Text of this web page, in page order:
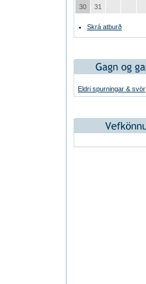
30
31
Skrá atburð
Eldri spurningar & svör